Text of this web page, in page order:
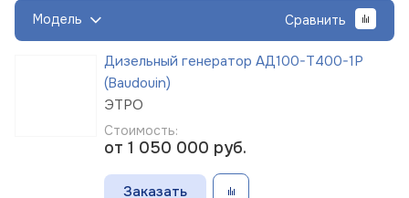
Модель Сравнить
Дизельный генератор АД100-Т400-1Р
(Baudouin)
ЭТРО
Стоимость:
от 1 050 000 руб.
Заказать